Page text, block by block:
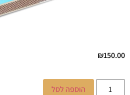
₪150.00
הוספה לסל